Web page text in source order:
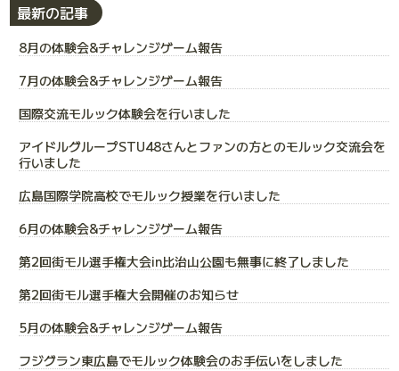
最新の記事
8月の体験会&チャレンジゲーム報告
7月の体験会&チャレンジゲーム報告
国際交流モルック体験会を行いました
アイドルグループSTU48さんとファンの方とのモルック交流会を
行いました
広島国際学院高校でモルック授業を行いました
6月の体験会&チャレンジゲーム報告
第2回街モル選手権大会in比治山公園も無事に終了しました
第2回街モル選手権大会開催のお知らせ
5月の体験会&チャレンジゲーム報告
フジグラン東広島でモルック体験会のお手伝いをしました